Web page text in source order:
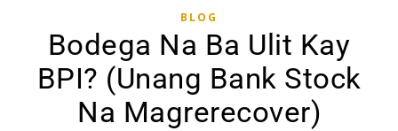
BLOG
Bodega Na Ba Ulit Kay
BPI? (Unang Bank Stock
Na Magrerecover)